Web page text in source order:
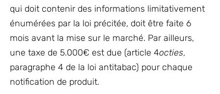
qui doit contenir des informations limitativement
énumérées par la loi précitée, doit être faite 6
mois avant la mise sur le marché. Par ailleurs,
une taxe de 5.000€ est due (article 4octies,
paragraphe 4 de la loi antitabac) pour chaque
notification de produit.